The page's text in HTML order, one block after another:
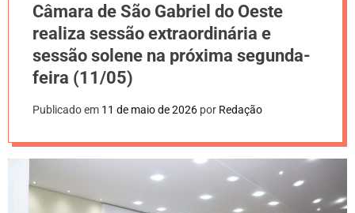
s
r
Câmara de São Gabriel do Oeste
realiza sessão extraordinária e
sessão solene na próxima segunda-
feira (11/05)
Publicado em 11 de maio de 2026 por Redação